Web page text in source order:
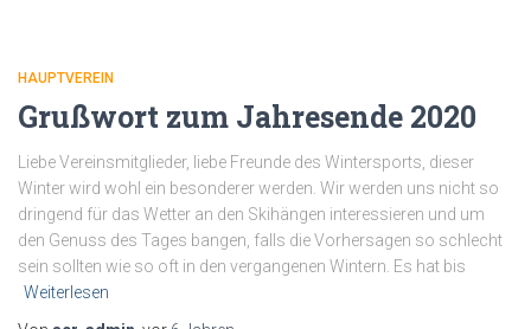
HAUPTVEREIN
Grußwort zum Jahresende 2020
Liebe Vereinsmitglieder, liebe Freunde des Wintersports, dieser
Winter wird wohl ein besonderer werden. Wir werden uns nicht so
dringend für das Wetter an den Skihängen interessieren und um
den Genuss des Tages bangen, falls die Vorhersagen so schlecht
sein sollten wie so oft in den vergangenen Wintern. Es hat bis
Weiterlesen